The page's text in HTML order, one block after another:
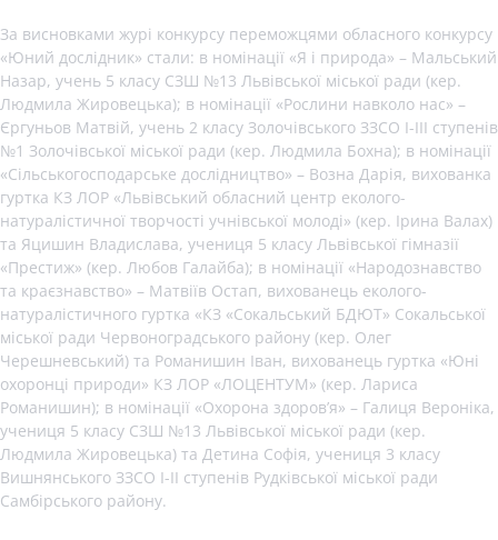
За висновками журі конкурсу переможцями обласного конкурсу
«Юний дослідник» стали: в номінації «Я і природа» – Мальський
Назар, учень 5 класу СЗШ №13 Львівської міської ради (кер.
Людмила Жировецька); в номінації «Рослини навколо нас» –
Єргуньов Матвій, учень 2 класу Золочівського ЗЗСО І-ІІІ ступенів
№1 Золочівської міської ради (кер. Людмила Бохна); в номінації
«Сільськогосподарське дослідництво» – Возна Дарія, вихованка
гуртка КЗ ЛОР «Львівський обласний центр еколого-
натуралістичної творчості учнівської молоді» (кер. Ірина Валах)
та Яцишин Владислава, учениця 5 класу Львівської гімназії
«Престиж» (кер. Любов Галайба); в номінації «Народознавство
та краєзнавство» – Матвіїв Остап, вихованець еколого-
натуралістичного гуртка «КЗ «Сокальський БДЮТ» Сокальської
міської ради Червоноградського району (кер. Олег
Черешневський) та Романишин Іван, вихованець гуртка «Юні
охоронці природи» КЗ ЛОР «ЛОЦЕНТУМ» (кер. Лариса
Романишин); в номінації «Охорона здоров’я» – Галиця Вероніка,
учениця 5 класу СЗШ №13 Львівської міської ради (кер.
Людмила Жировецька) та Детина Софія, учениця 3 класу
Вишнянського ЗЗСО І-ІІ ступенів Рудківської міської ради
Самбірського району.